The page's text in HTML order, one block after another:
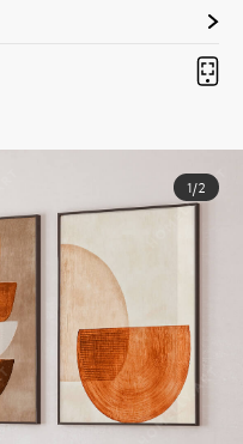
1/2